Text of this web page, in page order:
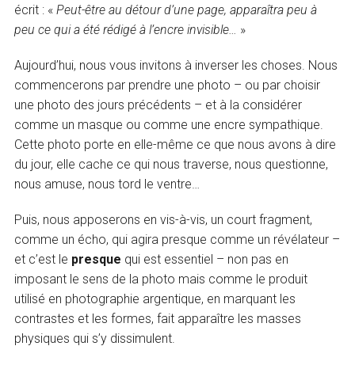
écrit : «Peut-être au détour d’une page, apparaîtra peu à
peu ce qui a été rédigé à l’encre invisible… »
Aujourd’hui, nous vous invitons à inverser les choses. Nous
commencerons par prendre une photo – ou par choisir
une photo des jours précédents – et à la considérer
comme un masque ou comme une encre sympathique.
Cette photo porte en elle-même ce que nous avons à dire
du jour, elle cache ce qui nous traverse, nous questionne,
nous amuse, nous tord le ventre…
Puis, nous apposerons en vis-à-vis, un court fragment,
comme un écho, qui agira presque comme un révélateur –
et c’est le presque qui est essentiel – non pas en
imposant le sens de la photo mais comme le produit
utilisé en photographie argentique, en marquant les
contrastes et les formes, fait apparaître les masses
physiques qui s’y dissimulent.